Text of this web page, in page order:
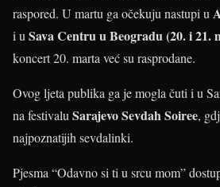
raspored. U martu ga očekuju nastupi u
i u Sava Centru u Beogradu (20. i 21.
koncert 20. marta već su rasprodane.
Ovog ljeta publika ga je mogla čuti i u
na festivalu Sarajevo Sevdah Soiree,
najpoznatijih sevdalinki.
Pjesma “Odavno si ti u srcu mom”